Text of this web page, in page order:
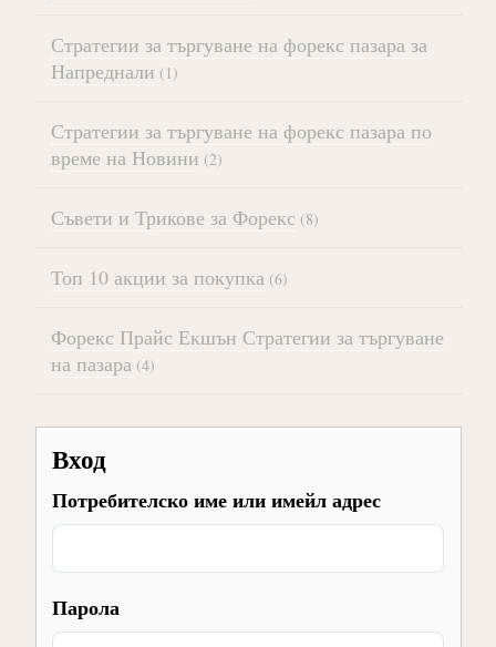
Стратегии за търгуване на форекс пазара за
Напреднали (1)
Стратегии за търгуване на форекс пазара по
време на Новини (2)
Съвети и Трикове за Форекс (8)
Топ 10 акции за покупка (6)
Форекс Прайс Екшън Стратегии за търгуване
на пазара (4)
Вход
Потребителско име или имейл адрес
Парола